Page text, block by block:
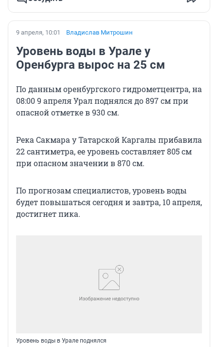
9 апреля, 10:01 Владислав Митрошин
Уровень воды в Урале у
Оренбурга вырос на 25 см
По данным оренбургского гидрометцентра, на
08:00 9 апреля Урал поднялся до 897 см при
опасной отметке в 930 см.
Река Сакмара у Татарской Каргалы прибавила
22 сантиметра, ее уровень составляет 805 см
при опасном значении в 870 см.
По прогнозам специалистов, уровень воды
будет повышаться сегодня и завтра, 10 апреля,
достигнет пика.
Уровень воды в Урале поднялся